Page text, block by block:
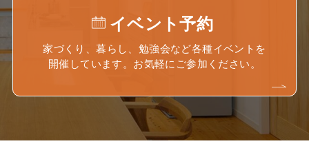
イベント予約
家づくり、暮らし、勉強会など各種イベントを
開催しています。お気軽にご参加ください。